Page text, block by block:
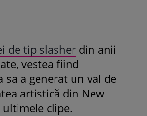
de tip slasher din anii
vestea fiind
a generat un val de
artistică din New
clipe.